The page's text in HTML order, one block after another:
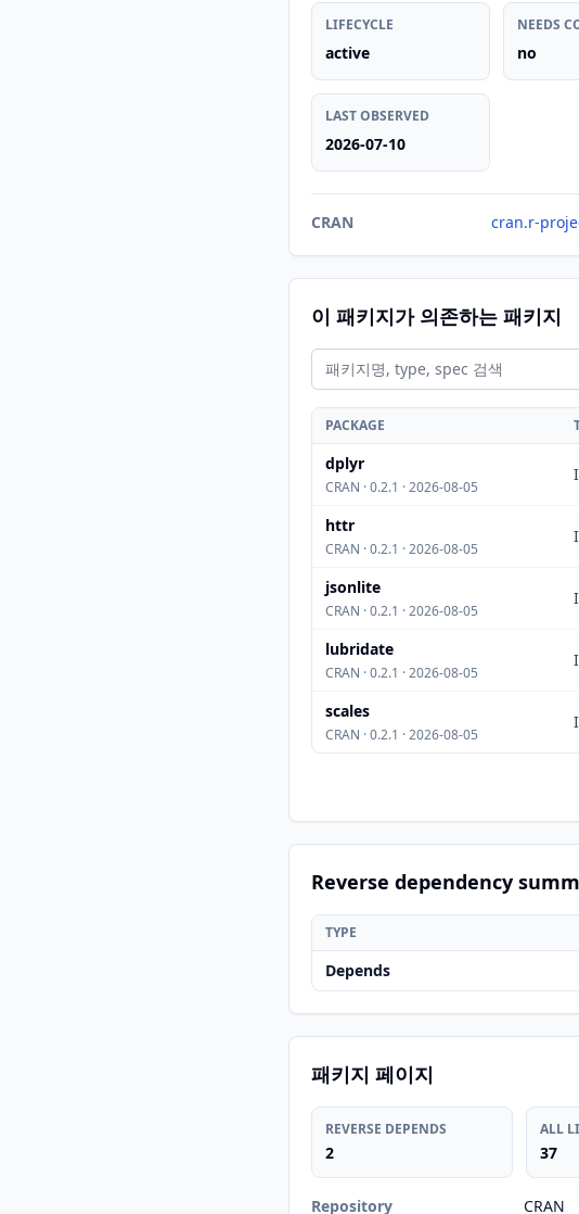
LIFECYCLE
active
NEEDS
no
LAST OBSERVED
2026-07-10
CRAN cran.r-
이 패키지가 의존하는 패키지
PACKAGE
dplyr
CRAN · 0.2.1 · 2026-08-05
httr
CRAN · 0.2.1 · 2026-08-05
jsonlite
CRAN · 0.2.1 · 2026-08-05
lubridate
CRAN · 0.2.1 · 2026-08-05
scales
CRAN · 0.2.1 · 2026-08-05
Reverse dependency
TYPE
Depends
패키지 페이지
REVERSE DEPENDS
2
ALL
37
Repository
CRAN